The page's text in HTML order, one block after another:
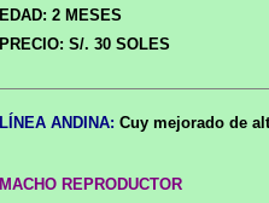
EDAD: 2 MESES
PRECIO: S/. 30 SOLES
LÍNEA ANDINA: Cuy mejorado de
MACHO REPRODUCTOR